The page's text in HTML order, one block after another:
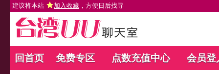
建议将本站 加入收藏 ，方便日后找寻
回首页 免费专区 点数充值中心 会员登